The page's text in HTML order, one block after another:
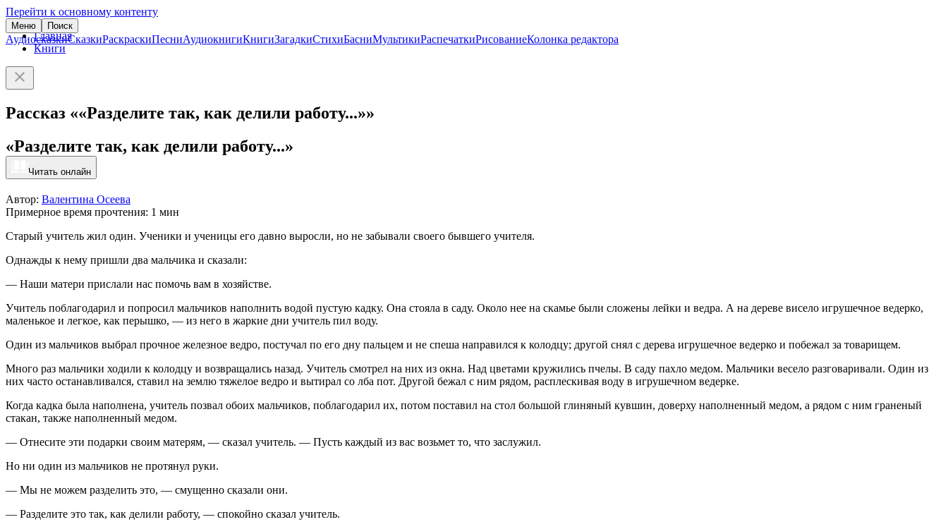
Перейти к основному контенту
Меню Поиск
АудиосказкиСказкиРаскраскиПесниАудиокнигиКнигиЗагадкиСтихиБасниМультикиРаспечаткиРисованиеКолонка редактора
Главная
Книги
Рассказ ««Разделите так, как делили работу...»»
«Разделите так, как делили работу...»
Читать онлайн
Автор: Валентина Осеева
Примерное время прочтения: 1 мин
Старый учитель жил один. Ученики и ученицы его давно выросли, но не забывали своего бывшего учителя.
Однажды к нему пришли два мальчика и сказали:
— Наши матери прислали нас помочь вам в хозяйстве.
Учитель поблагодарил и попросил мальчиков наполнить водой пустую кадку. Она стояла в саду. Около нее на скамье были сложены лейки и ведра. А на дереве висело игрушечное ведерко,
маленькое и легкое, как перышко, — из него в жаркие дни учитель пил воду.
Один из мальчиков выбрал прочное железное ведро, постучал по его дну пальцем и не спеша направился к колодцу; другой снял с дерева игрушечное ведерко и побежал за товарищем.
Много раз мальчики ходили к колодцу и возвращались назад. Учитель смотрел на них из окна. Над цветами кружились пчелы. В саду пахло медом. Мальчики весело разговаривали. Один из
них часто останавливался, ставил на землю тяжелое ведро и вытирал со лба пот. Другой бежал с ним рядом, расплескивая воду в игрушечном ведерке.
Когда кадка была наполнена, учитель позвал обоих мальчиков, поблагодарил их, потом поставил на стол большой глиняный кувшин, доверху наполненный медом, а рядом с ним граненый
стакан, также наполненный медом.
— Отнесите эти подарки своим матерям, — сказал учитель. — Пусть каждый из вас возьмет то, что заслужил.
Но ни один из мальчиков не протянул руки.
— Мы не можем разделить это, — смущенно сказали они.
— Разделите это так, как делили работу, — спокойно сказал учитель.